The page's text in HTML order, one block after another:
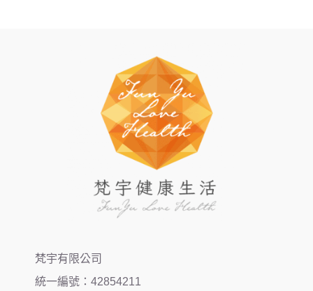
梵宇有限公司
統一編號：42854211